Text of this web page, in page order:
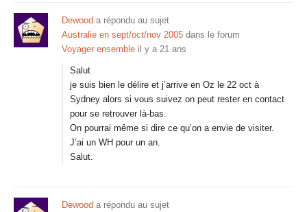
Dewood a répondu au sujet
Australie en sept/oct/nov 2005 dans le forum
Voyager ensemble il y a 21 ans
Salut
je suis bien le délire et j’arrive en Oz le 22 oct à
Sydney alors si vous suivez on peut rester en contact
pour se retrouver là-bas.
On pourrai même si dire ce qu’on a envie de visiter.
J’ai un WH pour un an.
Salut.
Dewood a répondu au sujet